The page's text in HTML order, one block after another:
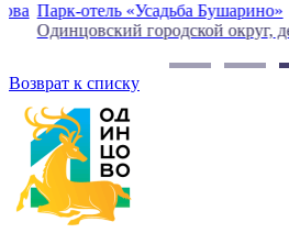
Парк-отель «Усадьба Бушарино»
Одинцовский городской округ,
Возврат к списку